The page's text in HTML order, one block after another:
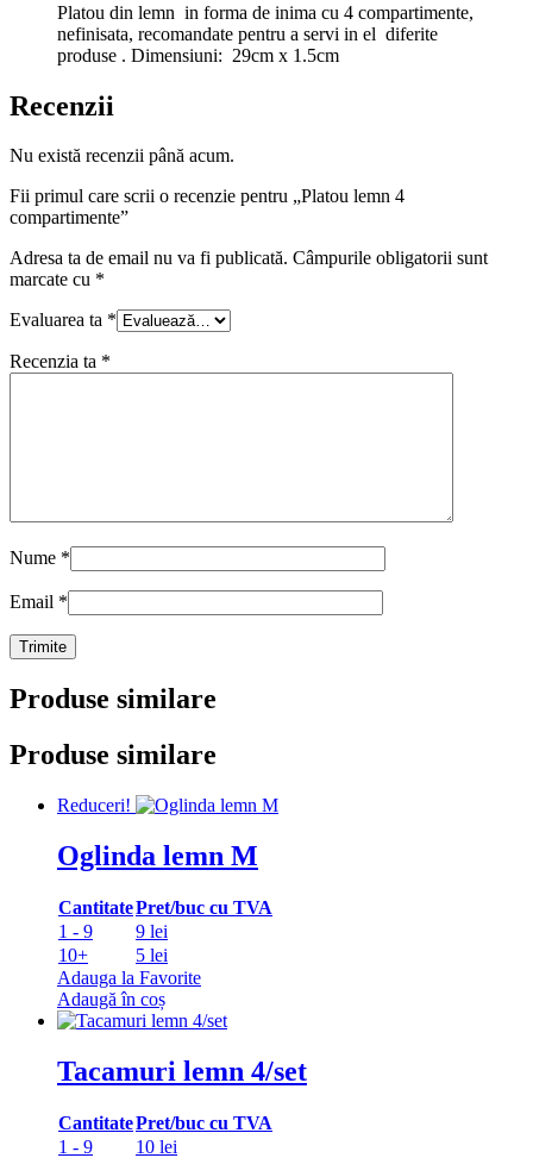
Platou din lemn in forma de inima cu 4 compartimente,
nefinisata, recomandate pentru a servi in el diferite
produse . Dimensiuni: 29cm x 1.5cm
Recenzii
Nu există recenzii până acum.
Fii primul care scrii o recenzie pentru „Platou lemn 4
compartimente”
Adresa ta de email nu va fi publicată. Câmpurile obligatorii sunt
marcate cu *
Evaluarea ta *
Recenzia ta *
Nume *
Email *
Produse similare
Produse similare
Reduceri!
Oglinda lemn M
CantitatePret/buc cu TVA
1 - 9
9 lei
10+
5 lei
Adauga la Favorite
Adaugă în coș
Tacamuri lemn 4/set
CantitatePret/buc cu TVA
1 - 9
10 lei